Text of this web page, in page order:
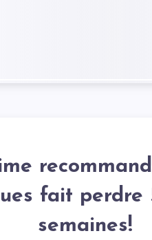
fait perdre
semaines!